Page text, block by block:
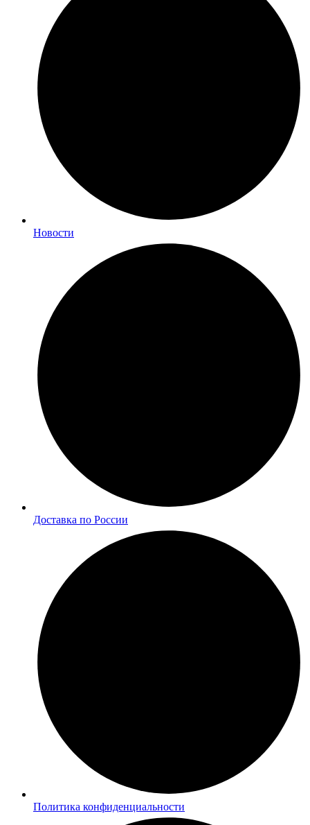
Новости
Доставка по России
Политика конфиденциальности